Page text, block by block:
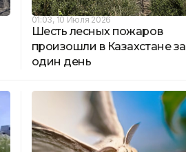
01:03, 10 Июля 2026
Шесть лесных пожаров
произошли в Казахстане за
один день